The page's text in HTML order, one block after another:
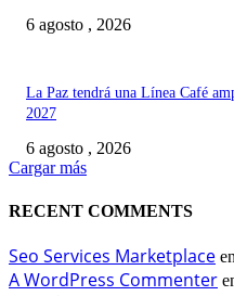
6 agosto , 2026
La Paz tendrá una Línea Café
2027
6 agosto , 2026
Cargar más
RECENT COMMENTS
Seo Services Marketplace en
A WordPress Commenter